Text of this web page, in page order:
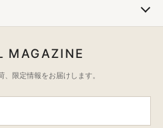
MAGAZINE
、限定情報をお届けします。